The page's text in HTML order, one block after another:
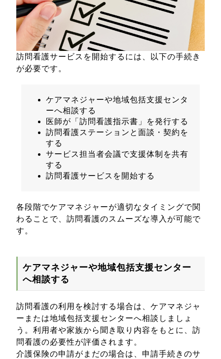
訪問看護サービスを開始するには、以下の手続き
が必要です。
ケアマネジャーや地域包括支援センタ
ーへ相談する
医師が「訪問看護指示書」を発行する
訪問看護ステーションと面談・契約を
する
サービス担当者会議で支援体制を共有
する
訪問看護サービスを開始する
各段階でケアマネジャーが適切なタイミングで関
わることで、訪問看護のスムーズな導入が可能で
す。
ケアマネジャーや地域包括支援センター
へ相談する
訪問看護の利用を検討する場合は、ケアマネジャ
ーまたは地域包括支援センターへ相談しましょ
う。利用者や家族から聞き取り内容をもとに、訪
問看護の必要性が評価されます。
介護保険の申請がまだの場合は、申請手続きのサ